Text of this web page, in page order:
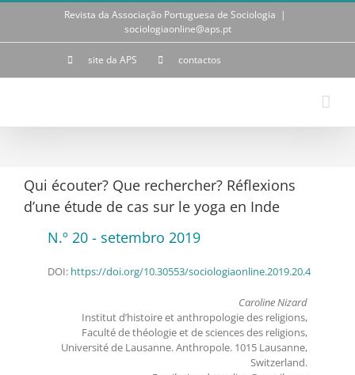
Skip
Revista da Associação Portuguesa de Sociologia |
sociologiaonline@aps.pt
site da APS contactos
Qui écouter? Que rechercher? Réflexions
d’une étude de cas sur le yoga en Inde
N.º 20 - setembro 2019
DOI: https://doi.org/10.30553/sociologiaonline.2019.20.4
Caroline Nizard
Institut d’histoire et anthropologie des religions,
Faculté de théologie et de sciences des religions,
Université de Lausanne. Anthropole. 1015 Lausanne,
Switzerland.